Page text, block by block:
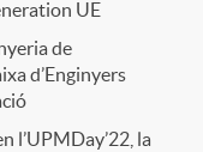
UE
de
d’Enginyers
l’UPMDay’22, la